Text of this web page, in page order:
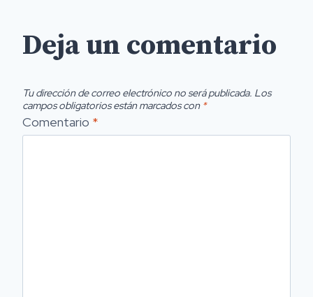
Deja un comentario
Tu dirección de correo electrónico no será publicada. Los
campos obligatorios están marcados con *
Comentario *